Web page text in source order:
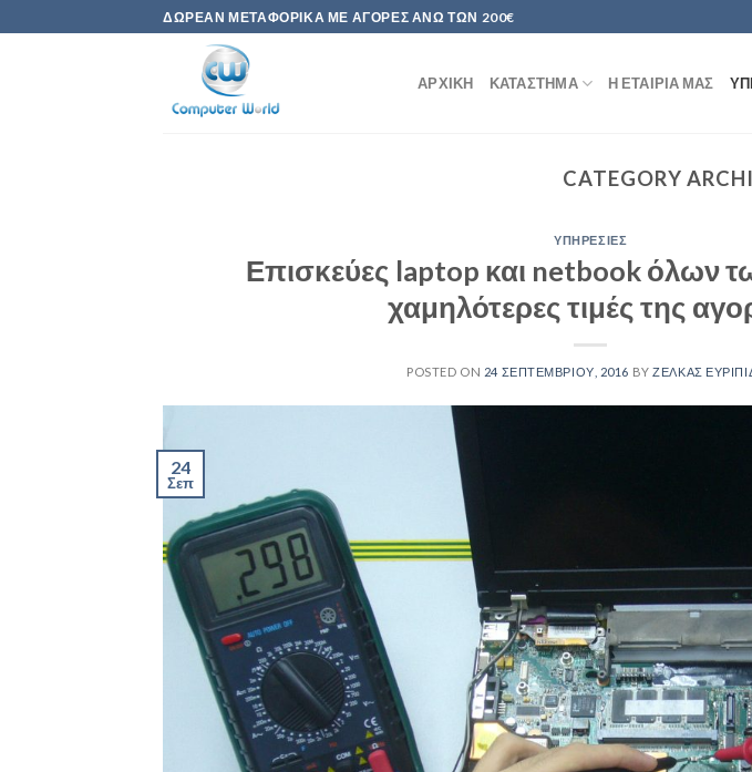
to
ΔΩΡΕΆΝ ΜΕΤΑΦΟΡΙΚΆ ΜΕ ΑΓΟΡΈΣ ΆΝΩ ΤΩΝ 200€
ΑΡΧΙΚΉ ΚΑΤΆΣΤΗΜΑ Η ΕΤΑΙΡΊΑ ΜΑΣ
CATEGORY
ΥΠΗΡΕΣΊΕΣ
Επισκεύες laptop και netbook όλων
χαμηλότερες τιμές της
POSTED ON 24 ΣΕΠΤΕΜΒΡΊΟΥ, 2016 BYΖΈΛΚΑΣ
24
Σεπ